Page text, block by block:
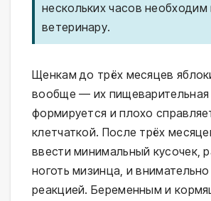
нескольких часов необходим
ветеринару.
Щенкам до трёх месяцев
вообще — их
формируется и плохо
клетчаткой. После трёх
ввести минимальный кусочек,
ноготь мизинца, и
реакцией. Беременным и